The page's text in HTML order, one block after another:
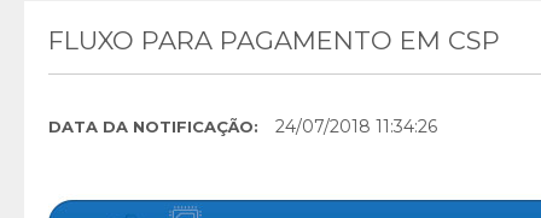
FLUXO PARA PAGAMENTO EM CSP
DATA DA NOTIFICAÇÃO: 24/07/2018 11:34:26